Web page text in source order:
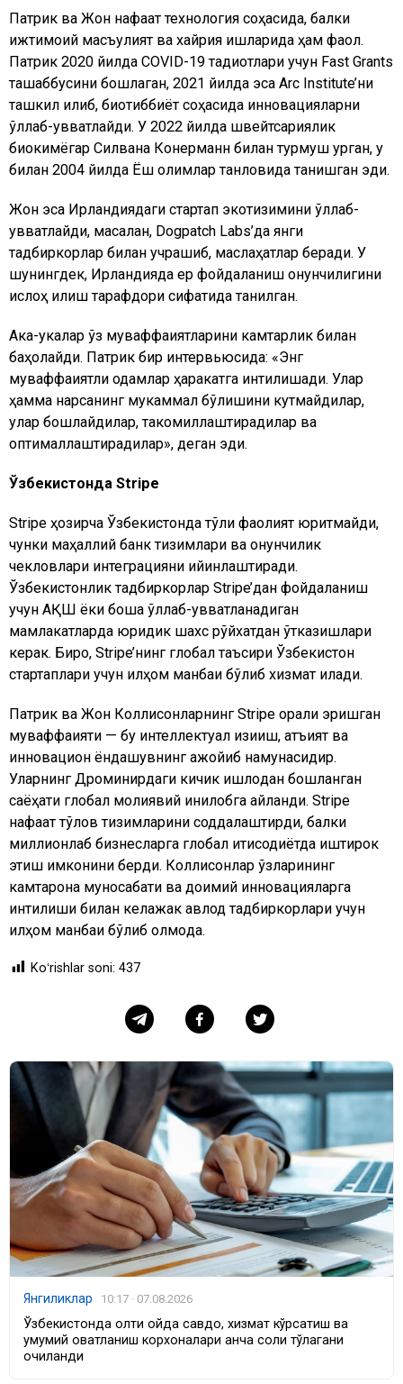
Патрик ва Жон нафақат технология соҳасида, балки
ижтимоий масъулият ва хайрия ишларида ҳам фаол.
Патрик 2020 йилда COVID-19 тадқиқотлари учун Fast Grants
ташаббусини бошлаган, 2021 йилда эса Arc Institute’ни
ташкил қилиб, биотиббиёт соҳасида инновацияларни
қўллаб-қувватлайди. У 2022 йилда швейтсариялик
биокимёгар Силвана Конерманн билан турмуш қурган, у
билан 2004 йилда Ёш олимлар танловида танишган эди.
Жон эса Ирландиядаги стартап экотизимини қўллаб-
қувватлайди, масалан, Dogpatch Labs’да янги
тадбиркорлар билан учрашиб, маслаҳатлар беради. У
шунингдек, Ирландияда ер фойдаланиш қонунчилигини
ислоҳ қилиш тарафдори сифатида танилган.
Ака-укалар ўз муваффақиятларини камтарлик билан
баҳолайди. Патрик бир интервьюсида: «Энг
муваффақиятли одамлар ҳаракатга интилишади. Улар
ҳамма нарсанинг мукаммал бўлишини кутмайдилар,
улар бошлайдилар, такомиллаштирадилар ва
оптималлаштирадилар», деган эди.
Ўзбекистонда Stripe
Stripe ҳозирча Ўзбекистонда тўлиқ фаолият юритмайди,
чунки маҳаллий банк тизимлари ва қонунчилик
чекловлари интеграцияни қийинлаштиради.
Ўзбекистонлик тадбиркорлар Stripe’дан фойдаланиш
учун АҚШ ёки бошқа қўллаб-қувватланадиган
мамлакатларда юридик шахс рўйхатдан ўтказишлари
керак. Бироқ, Stripe’нинг глобал таъсири Ўзбекистон
стартаплари учун илҳом манбаи бўлиб хизмат қилади.
Патрик ва Жон Коллисонларнинг Stripe орқали эришган
муваффақияти — бу интеллектуал қизиқиш, қатъият ва
инновацион ёндашувнинг ажойиб намунасидир.
Уларнинг Дроминирдаги кичик қишлоқдан бошланган
саёҳати глобал молиявий инқилобга айланди. Stripe
нафақат тўлов тизимларини соддалаштирди, балки
миллионлаб бизнесларга глобал иқтисодиётда иштирок
этиш имконини берди. Коллисонлар ўзларининг
камтарона муносабати ва доимий инновацияларга
интилиши билан келажак авлод тадбиркорлари учун
илҳом манбаи бўлиб қолмоқда.
Koʻrishlar soni: 437
Янгиликлар 10:17 · 07.08.2026
Ўзбекистонда олти ойда савдо, хизмат кўрсатиш ва
умумий овқатланиш корхоналари қанча солиқ тўлагани
очиқланди